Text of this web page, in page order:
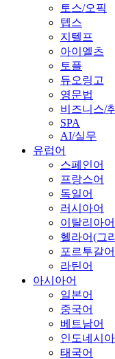
토스/오픽
텝스
지텔프
아이엘츠
토플
듀오링고
영문법
비즈니스/
SPA
AI/실무
유럽어
스페인어
프랑스어
독일어
러시아어
이탈리아어
헬라어(그
포르투갈어
라틴어
아시아어
일본어
중국어
베트남어
인도네시
태국어